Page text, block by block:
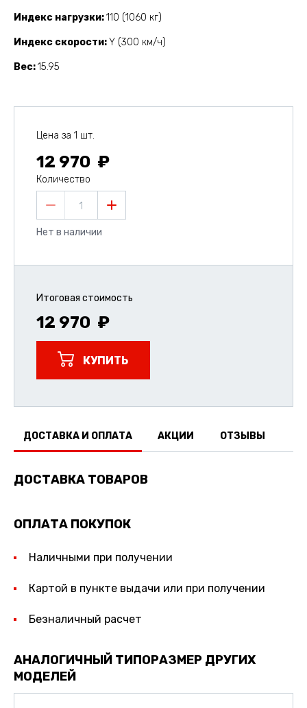
Индекс нагрузки 110 (1060 кг)
Индекс скорости Y (300 км/ч)
Вес 15.95
Цена за 1 шт.
12 970
Количество
1
Нет в наличии
Итоговая стоимость
12 970
КУПИТЬ
ДОСТАВКА И ОПЛАТА АКЦИИ ОТЗЫВЫ
ДОСТАВКА ТОВАРОВ
ОПЛАТА ПОКУПОК
Наличными при получении
Картой в пункте выдачи или при получении
Безналичный расчет
АНАЛОГИЧНЫЙ ТИПОРАЗМЕР ДРУГИХ
МОДЕЛЕЙ